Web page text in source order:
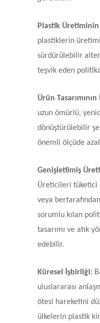
Plastik Üretiminin
plastiklerin
sürdürülebilir
teşvik eden
Ürün
uzun ömürlü,
dönüştürülebilir
önemli ölçüde
Genişletilmiş
Üreticileri tüketici
veya
sorumlu kılan
tasarımı ve atık
edebilir.
Küresel İşbirliği:
uluslararası
ötesi hareketini
ülkelerin plastik